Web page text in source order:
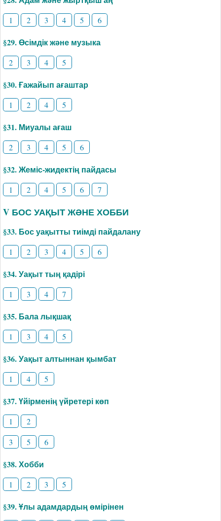
1 2 3 4 5 6
§29. Өсімдік және музыка
2 3 4 5
§30. Ғажайып ағаштар
1 2 4 5
§31. Миуалы ағаш
2 3 4 5 6
§32. Жеміс-жидектің пайдасы
1 2 4 5 6 7
V БОС УАҚЫТ ЖӘНЕ ХОББИ
§33. Бос уақытты тиімді пайдалану
1 2 3 4 5 6
§34. Уақыт тың қадірі
1 3 4 7
§35. Бала лықшақ
1 3 4 5
§36. Уақыт алтыннан қымбат
1 4 5
§37. Үйірменің үйретері көп
1
2
3
5 6
§38. Хобби
1 2 3 5
§39. Ұлы адамдардың өмірінен